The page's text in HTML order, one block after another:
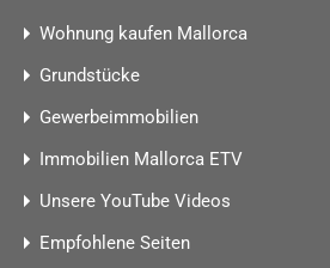
Wohnung kaufen Mallorca
Grundstücke
Gewerbeimmobilien
Immobilien Mallorca ETV
Unsere YouTube Videos
Empfohlene Seiten